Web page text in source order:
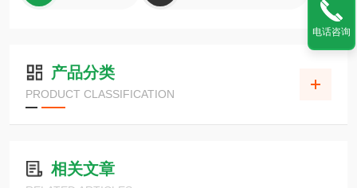
产品分类
PRODUCT CLASSIFICATION
相关文章
电话咨询